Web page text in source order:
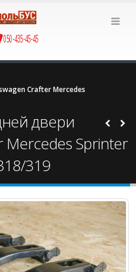
050-435-45-45
Сrafter Mercedes
двери
Mercedes Sprinter
319